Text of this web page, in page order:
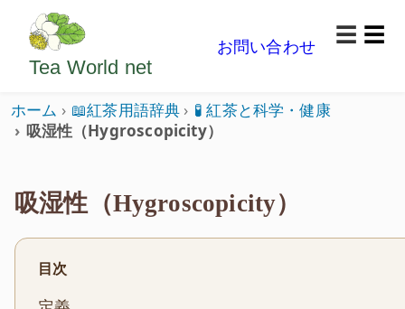
ようこそいらっしゃいました。どうぞごゆっくり楽
Tea World net
お問い合わせ
☰
ホーム 📖紅茶用語辞典
🧪 紅茶と科学・健康
吸湿性（Hygroscopicity）
吸湿性（Hygroscopicity）
目次